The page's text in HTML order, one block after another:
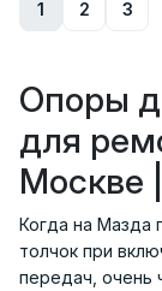
1 2 3
Опоры
для
Москве
Когда на Мазда
толчок при
передач, очень